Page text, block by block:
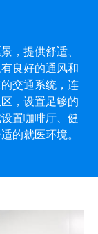
，提供舒适、
良好的通风和
交通系统，连
，设置足够的
置咖啡厅、健
的就医环境。